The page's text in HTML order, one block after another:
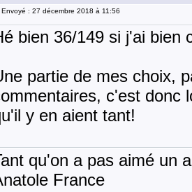
Envoyé : 27 décembre 2018 à 11:56
bien 36/149 si j'ai bien
partie de mes choix,
c'est donc
y en aient tant!
qu'on a pas aimé un
France